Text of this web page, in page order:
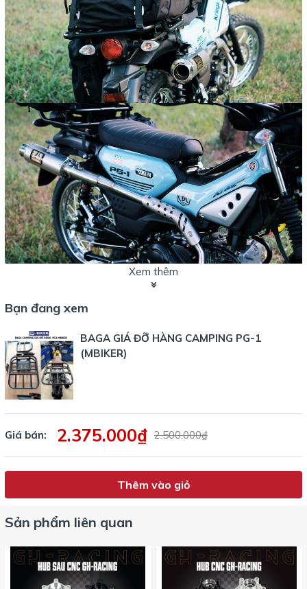
Xem thêm
Bạn đang xem
BAGA GIÁ ĐỠ HÀNG CAMPING PG-1
(MBIKER)
Giá bán: 2.375.000₫ 2.500.000₫
Thêm vào giỏ
Sản phẩm liên quan